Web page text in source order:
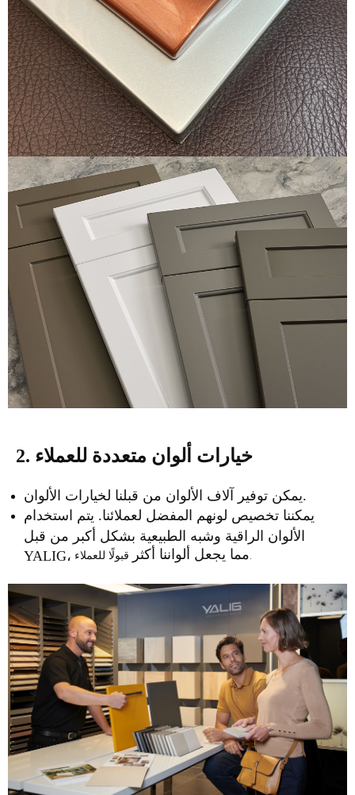
2. خيارات ألوان متعددة للعملاء
يمكن توفير آلاف الألوان من قبلنا لخيارات الألوان.
يمكننا تخصيص لونهم المفضل لعملائنا. يتم استخدام
الألوان الراقية وشبه الطبيعية بشكل أكبر من قبل
YALIG،
مما يجعل ألواننا أكثرقبولًا للعملاء.